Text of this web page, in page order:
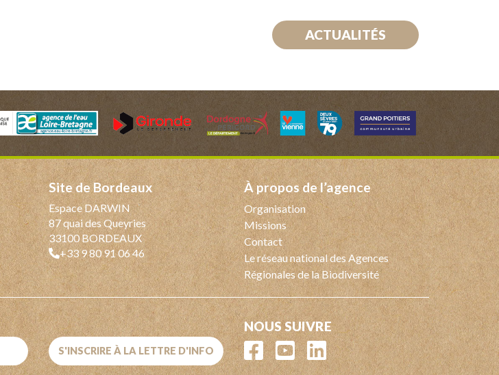
ACTUALITÉS
Site de Bordeaux
Espace DARWIN
87 quai des Queyries
33100 BORDEAUX
+33 9 80 91 06 46
à propos de l’agence
Organisation
Missions
Contact
Le réseau national des Agences
Régionales de la Biodiversité
S'INSCRIRE À LA LETTRE D'INFO
NOUS SUIVRE